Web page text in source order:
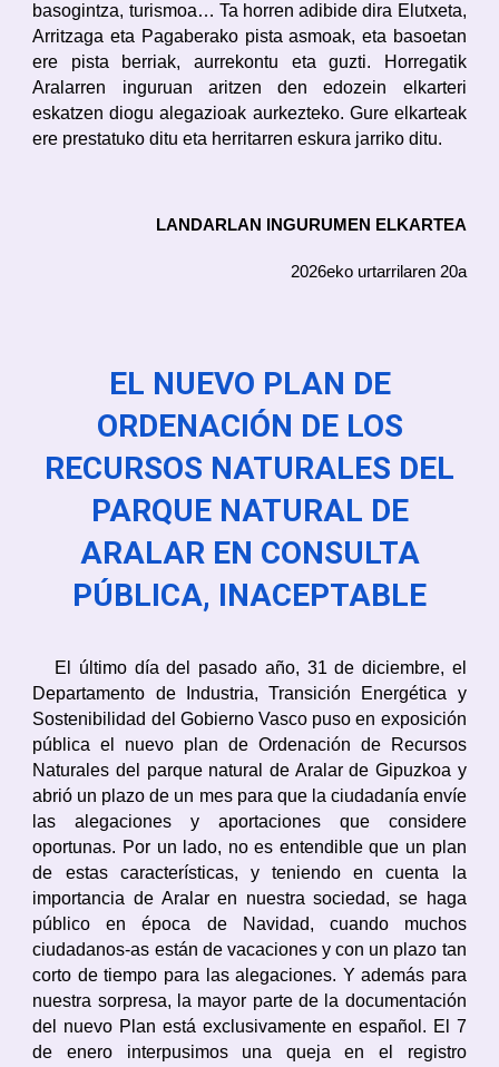
basogintza, turismoa… Ta horren adibide dira Elutxeta,
Arritzaga eta Pagaberako pista asmoak, eta basoetan
ere pista berriak, aurrekontu eta guzti. Horregatik
Aralarren inguruan aritzen den edozein elkarteri
eskatzen diogu alegazioak aurkezteko. Gure elkarteak
ere prestatuko ditu eta herritarren eskura jarriko ditu.
LANDARLAN INGURUMEN ELKARTEA
2026eko urtarrilaren 20a
EL NUEVO PLAN DE
ORDENACIÓN DE LOS
RECURSOS NATURALES DEL
PARQUE NATURAL DE
ARALAR EN CONSULTA
PÚBLICA, INACEPTABLE
El último día del pasado año, 31 de diciembre, el
Departamento de Industria, Transición Energética y
Sostenibilidad del Gobierno Vasco puso en exposición
pública el nuevo plan de Ordenación de Recursos
Naturales del parque natural de Aralar de Gipuzkoa y
abrió un plazo de un mes para que la ciudadanía envíe
las alegaciones y aportaciones que considere
oportunas. Por un lado, no es entendible que un plan
de estas características, y teniendo en cuenta la
importancia de Aralar en nuestra sociedad, se haga
público en época de Navidad, cuando muchos
ciudadanos-as están de vacaciones y con un plazo tan
corto de tiempo para las alegaciones. Y además para
nuestra sorpresa, la mayor parte de la documentación
del nuevo Plan está exclusivamente en español. El 7
de enero interpusimos una queja en el registro